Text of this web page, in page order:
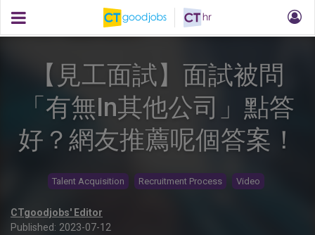
【見工面試】面試被問
「有無In其他公司」點答
好？網友推薦呢個答案！
Talent Acquisition Recruitment Process Video
CTgoodjobs' Editor
Published: 2023-07-12